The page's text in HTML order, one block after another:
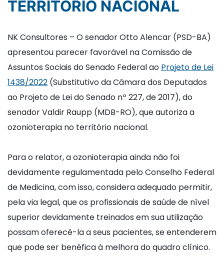
TERRITÓRIO NACIONAL
NK Consultores – O senador Otto Alencar (PSD-BA)
apresentou parecer favorável na Comissão de
Assuntos Sociais do Senado Federal ao Projeto de Lei
1438/2022 (Substitutivo da Câmara dos Deputados
ao Projeto de Lei do Senado nº 227, de 2017), do
senador Valdir Raupp (MDB-RO), que autoriza a
ozonioterapia no território nacional.
Para o relator, a ozonioterapia ainda não foi
devidamente regulamentada pelo Conselho Federal
de Medicina, com isso, considera adequado permitir,
pela via legal, que os profissionais de saúde de nível
superior devidamente treinados em sua utilização
possam oferecê-la a seus pacientes, se entenderem
que pode ser benéfica à melhora do quadro clínico.